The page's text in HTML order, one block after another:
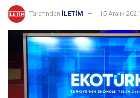
Tarafından İLETİM 15 Aralık 2021